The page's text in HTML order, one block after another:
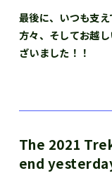
最後に、いつも支
方々、そしてお越
ざいました！！
The 2021
end